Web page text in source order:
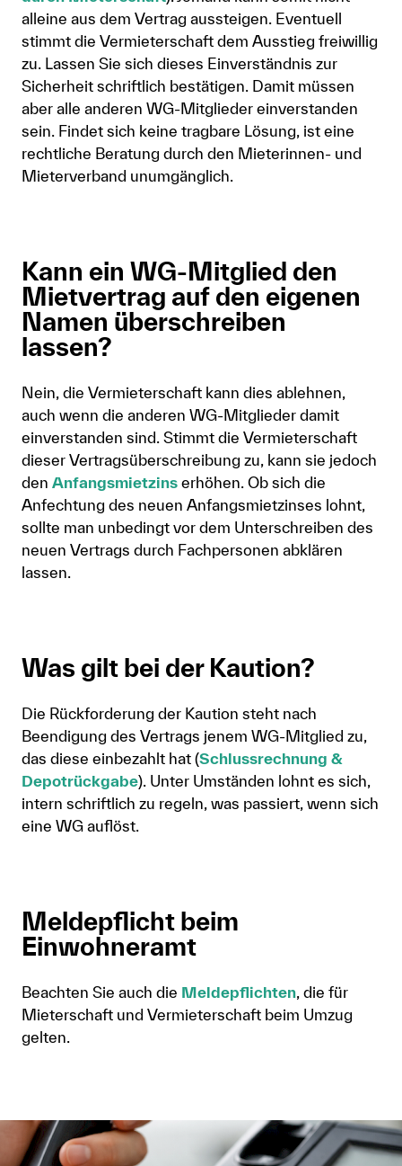
alleine aus dem Vertrag aussteigen. Eventuell
stimmt die Vermieterschaft dem Ausstieg freiwillig
zu. Lassen Sie sich dieses Einverständnis zur
Sicherheit schriftlich bestätigen. Damit müssen
aber alle anderen WG-Mitglieder einverstanden
sein. Findet sich keine tragbare Lösung, ist eine
rechtliche Beratung durch den Mieterinnen- und
Mieterverband unumgänglich.
Kann ein WG-Mitglied den
Mietvertrag auf den eigenen
Namen überschreiben
lassen?
Nein, die Vermieterschaft kann dies ablehnen,
auch wenn die anderen WG-Mitglieder damit
einverstanden sind. Stimmt die Vermieterschaft
dieser Vertragsüberschreibung zu, kann sie jedoch
den Anfangsmietzins erhöhen. Ob sich die
Anfechtung des neuen Anfangsmietzinses lohnt,
sollte man unbedingt vor dem Unterschreiben des
neuen Vertrags durch Fachpersonen abklären
lassen.
Was gilt bei der Kaution?
Die Rückforderung der Kaution steht nach
Beendigung des Vertrags jenem WG-Mitglied zu,
das diese einbezahlt hat (Schlussrechnung &
Depotrückgabe). Unter Umständen lohnt es sich,
intern schriftlich zu regeln, was passiert, wenn sich
eine WG auflöst.
Meldepflicht beim
Einwohneramt
Beachten Sie auch die Meldepflichten , die für
Mieterschaft und Vermieterschaft beim Umzug
gelten.